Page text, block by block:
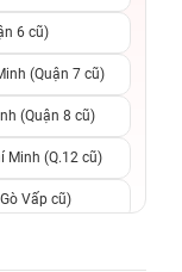
6 cũ)
(Quận 7 cũ)
(Quận 8 cũ)
Minh (Q.12 cũ)
Vấp cũ)
Tân Phú cũ)